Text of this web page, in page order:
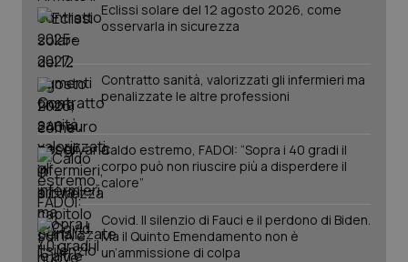
Eclissi solare del 12 agosto 2026, come
osservarla in sicurezza
Contratto sanità, valorizzati gli infermieri ma
penalizzate le altre professioni
Caldo estremo, FADOI: “Sopra i 40 gradi il
corpo può non riuscire più a disperdere il
calore”
Covid. Il silenzio di Fauci e il perdono di Biden.
Ma il Quinto Emendamento non è
un’ammissione di colpa